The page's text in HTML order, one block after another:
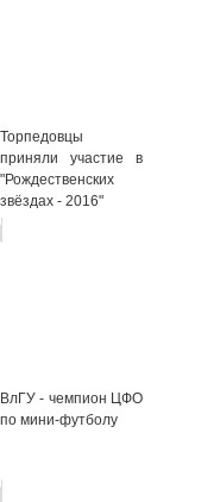
Торпедовцы
приняли участие в
"Рождественских
звёздах - 2016"
ВлГУ - чемпион ЦФО
по мини-футболу